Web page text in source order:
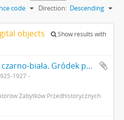
code Direction: Descending
objects
Show results with
Odbitka pozytywowa czarno-biała. Gródek pow. Równe. Stanowisko paleolityczne II. Badania archeologiczne L. Sawickiego. Data wykonania zdjęcia: nieustalona. Fot. L. Sawicki?
1927
Zabytków Przedhistorycznych